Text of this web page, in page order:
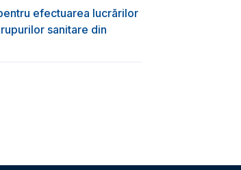
efectuarea lucrărilor
sanitare din